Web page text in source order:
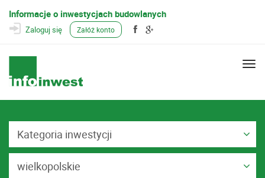
Informacje o inwestycjach budowlanych
Zaloguj się Załóż konto
Kategoria inwestycji
wielkopolskie